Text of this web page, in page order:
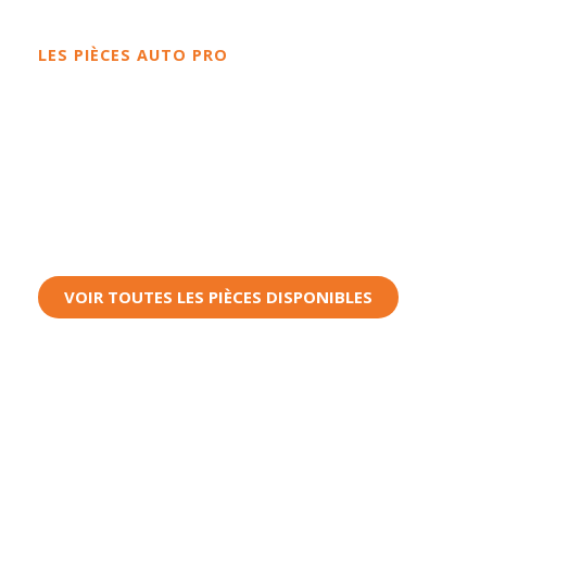
LES PIÈCES AUTO PRO
VOIR TOUTES LES PIÈCES DISPONIBLES